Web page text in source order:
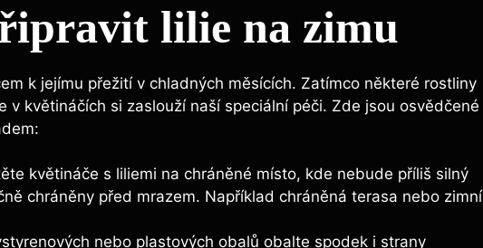
lilie na zimu
k jejímu přežití v chladných měsících. Zatímco některé rostliny
v květináčích si zaslouží naší speciální péči. Zde jsou osvědčené
květináče s liliemi na chráněné místo, kde nebude příliš silný
chráněny před mrazem. Například chráněná terasa nebo zimní
nebo plastových obalů obalte spodek i strany